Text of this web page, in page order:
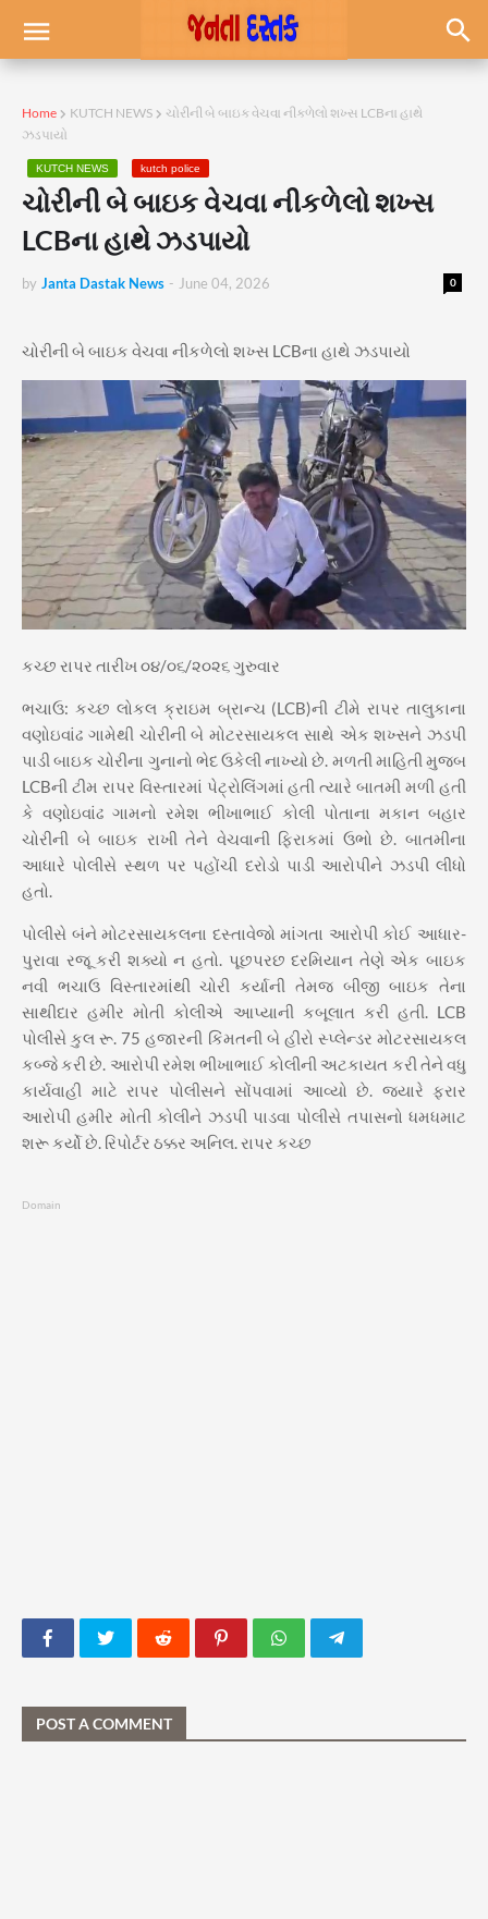
Home KUTCH NEWS
ચોરીની બે બાઇક વેચવા નીકળેલો શખ્સ LCBના હાથે
ઝડપાયો
KUTCH NEWS kutch police
ચોરીની બે બાઇક વેચવા નીકળેલો શખ્સ
LCBના હાથે ઝડપાયો
by Janta Dastak News 0
- June 04, 2026
ચોરીની બે બાઇક વેચવા નીકળેલો શખ્સ LCBના હાથે ઝડપાયો
કચ્છ રાપર તારીખ ૦૪/૦૬/૨૦૨૬ ગુરુવાર
ભચાઉ: કચ્છ લોકલ ક્રાઇમ બ્રાન્ચ (LCB)ની ટીમે રાપર તાલુકાના
વણોઇવાંઢ ગામેથી ચોરીની બે મોટરસાયકલ સાથે એક શખ્સને ઝડપી
પાડી બાઇક ચોરીના ગુનાનો ભેદ ઉકેલી નાખ્યો છે. મળતી માહિતી મુજબ
LCBની ટીમ રાપર વિસ્તારમાં પેટ્રોલિંગમાં હતી ત્યારે બાતમી મળી હતી
કે વણોઇવાંઢ ગામનો રમેશ ભીખાભાઈ કોલી પોતાના મકાન બહાર
ચોરીની બે બાઇક રાખી તેને વેચવાની ફિરાકમાં ઉભો છે. બાતમીના
આધારે પોલીસે સ્થળ પર પહોંચી દરોડો પાડી આરોપીને ઝડપી લીધો
હતો.
પોલીસે બંને મોટરસાયકલના દસ્તાવેજો માંગતા આરોપી કોઈ આધાર-
પુરાવા રજૂ કરી શક્યો ન હતો. પૂછપરછ દરમિયાન તેણે એક બાઇક
નવી ભચાઉ વિસ્તારમાંથી ચોરી કર્યાની તેમજ બીજી બાઇક તેના
સાથીદાર હમીર મોતી કોલીએ આપ્યાની કબૂલાત કરી હતી. LCB
પોલીસે કુલ રૂ. 75 હજારની કિંમતની બે હીરો સ્પ્લેન્ડર મોટરસાયકલ
કબ્જે કરી છે. આરોપી રમેશ ભીખાભાઈ કોલીની અટકાયત કરી તેને વધુ
કાર્યવાહી માટે રાપર પોલીસને સોંપવામાં આવ્યો છે. જ્યારે ફરાર
આરોપી હમીર મોતી કોલીને ઝડપી પાડવા પોલીસે તપાસનો ધમધમાટ
શરૂ કર્યો છે. રિપોર્ટર ઠક્કર અનિલ. રાપર કચ્છ
Domain
POST A COMMENT